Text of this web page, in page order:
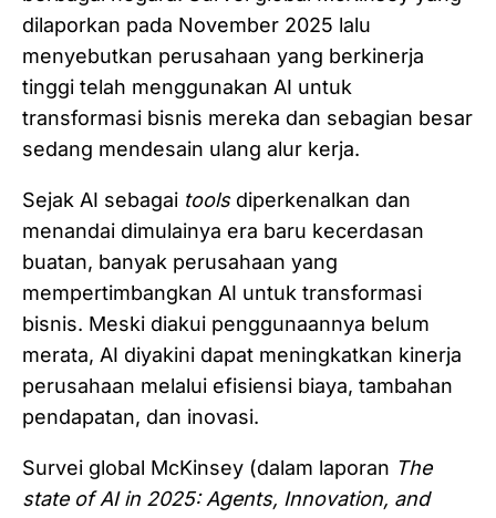
dilaporkan pada November 2025 lalu
menyebutkan perusahaan yang berkinerja
tinggi telah menggunakan AI untuk
transformasi bisnis mereka dan sebagian besar
sedang mendesain ulang alur kerja.
Sejak AI sebagai toolsdiperkenalkan dan
menandai dimulainya era baru kecerdasan
buatan, banyak perusahaan yang
mempertimbangkan AI untuk transformasi
bisnis. Meski diakui penggunaannya belum
merata, AI diyakini dapat meningkatkan kinerja
perusahaan melalui efisiensi biaya, tambahan
pendapatan, dan inovasi.
Survei global McKinsey (dalam laporan The
state of AI in 2025: Agents, Innovation, and